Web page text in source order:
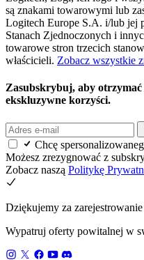
są znakami towarowymi lub
Logitech Europe S.A. i/lub jej
Stanach Zjednoczonych i
towarowe stron trzecich
właścicieli. Zobacz wszystkie
Zasubskrybuj, aby
ekskluzywne korzyści.
Chcę
Możesz zrezygnować z
Zobacz naszą Politykę
Dziękujemy za zarejestrowanie
Wypatruj oferty powitalnej w